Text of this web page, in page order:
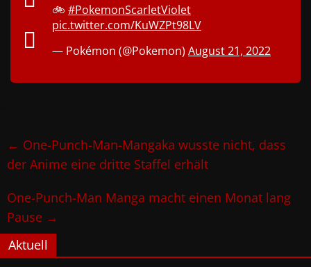
🚲 #PokemonScarletViolet
pic.twitter.com/KuWZPt98LV
— Pokémon (@Pokemon) August 21, 2022
← One-Punch-Man-Mangaka wusste nicht, dass
der Anime eine dritte Staffel erhält
One-Punch-Man Manga macht einen Monat lang
Pause →
Aktuell